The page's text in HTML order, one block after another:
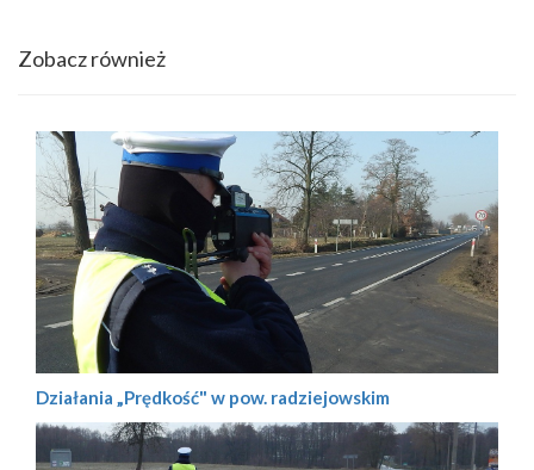
Zobacz również
Działania „Prędkość" w pow. radziejowskim